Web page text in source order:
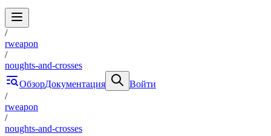
/
rweapon
/
noughts-and-crosses
ОбзорДокументация
Войти
/
rweapon
/
noughts-and-crosses